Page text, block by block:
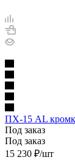
ПХ-15 AL
Под заказ
Под заказ
15 230 ₽/шт